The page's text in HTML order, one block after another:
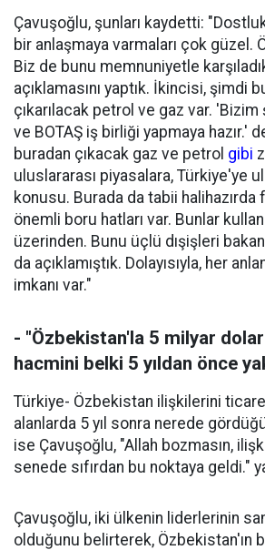
Çavuşoğlu, şunları kaydetti:
bir anlaşmaya varmaları çok güzel.
Biz de bunu memnuniyetle
açıklamasını yaptık. İkincisi, şimdi
çıkarılacak petrol ve gaz var.
ve BOTAŞ iş birliği yapmaya hazır.'
buradan çıkacak gaz ve petrol gibi
uluslararası piyasalara, Türkiye'ye
konusu. Burada da tabii halihazırda
önemli boru hatları var. Bunlar
üzerinden. Bunu üçlü dışişleri
da açıklamıştık. Dolayısıyla, her
imkanı var."
- "Özbekistan'la 5 milyar
hacmini belki 5 yıldan önce
Türkiye- Özbekistan ilişkilerini
alanlarda 5 yıl sonra nerede
ise Çavuşoğlu, "Allah bozmasın,
senede sıfırdan bu noktaya geldi."
Çavuşoğlu, iki ülkenin liderlerinin
olduğunu belirterek, Özbekistan'ın